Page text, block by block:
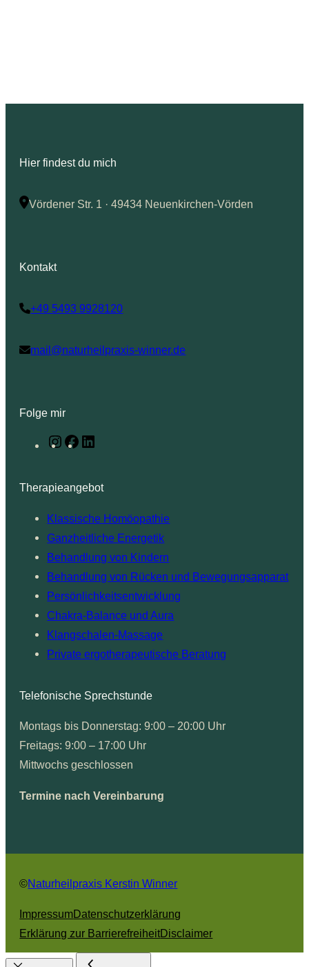
Hier findest du mich
Vördener Str. 1 · 49434 Neuenkirchen-Vörden
Kontakt
+49 5493 9928120
mail@naturheilpraxis-winner.de
Folge mir
I
a
g
r
a
m
F
b
o
o
k
n
e
d
I
n
Therapieangebot
Klassische Homöopathie
Ganzheitliche Energetik
Behandlung von Kindern
Behandlung von Rücken und Bewegungsapparat
Persönlichkeitsentwicklung
Chakra-Balance und Aura
Klangschalen-Massage
Private ergotherapeutische Beratung
Telefonische Sprechstunde
Montags bis Donnerstag: 9:00 – 20:00 Uhr
Freitags: 9:00 – 17:00 Uhr
Mittwochs geschlossen
Termine nach Vereinbarung
©Naturheilpraxis Kerstin Winner
ImpressumDatenschutzerklärung
Erklärung zur BarrierefreiheitDisclaimer